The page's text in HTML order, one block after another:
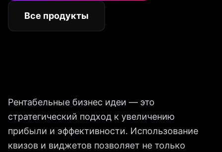
Все продукты
Рентабельные бизнес идеи — это
стратегический подход к увеличению
прибыли и эффективности. Использование
квизов и виджетов позволяет не только